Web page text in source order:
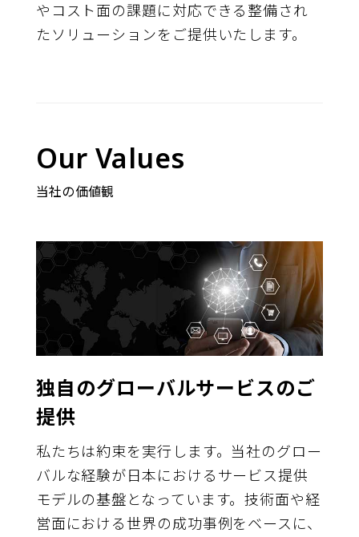
やコスト面の課題に対応できる整備され
たソリューションをご提供いたします。
Our Values
当社の価値観
独自のグローバルサービスのご
提供
私たちは約束を実行します。当社のグロー
バルな経験が日本におけるサービス提供
モデルの基盤となっています。技術面や経
営面における世界の成功事例をベースに、